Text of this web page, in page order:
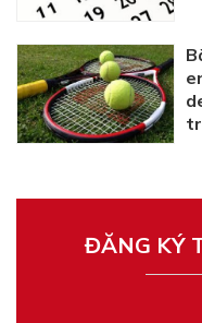
ĐĂNG KÝ